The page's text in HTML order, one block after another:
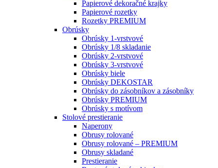
Papierové dekoračné krajky
Papierové rozetky
Rozetky PREMIUM
Obrúsky
Obrúsky 1-vrstvové
Obrúsky 1/8 skladanie
Obrúsky 2-vrstvové
Obrúsky 3-vrstvové
Obrúsky biele
Obrúsky DEKOSTAR
Obrúsky do zásobníkov a zásobníky
Obrúsky PREMIUM
Obrúsky s motívom
Stolové prestieranie
Naperony
Obrusy rolované
Obrusy rolované – PREMIUM
Obrusy skladané
Prestieranie